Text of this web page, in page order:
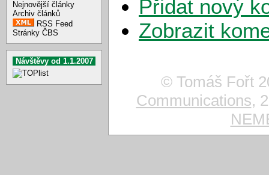
Nejnovější články
Archiv článků
RSS Feed
Stránky ČBS
Návštěvy od 1.1.2007
Přidat nový
Zobrazit
© Tomáš Fořt
Communications,